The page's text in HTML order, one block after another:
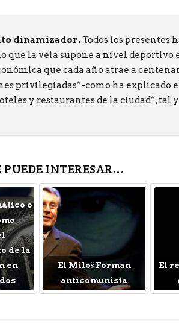
dinamizador.Todos los presentes
que la vela supone a nivel deportivo
que cada año atrae a
privilegiadas”-como ha explicado
y restaurantes de la ciudad”, tal
INTERESAR...
o
de la
en
El Miloš Forman
anticomunista
El